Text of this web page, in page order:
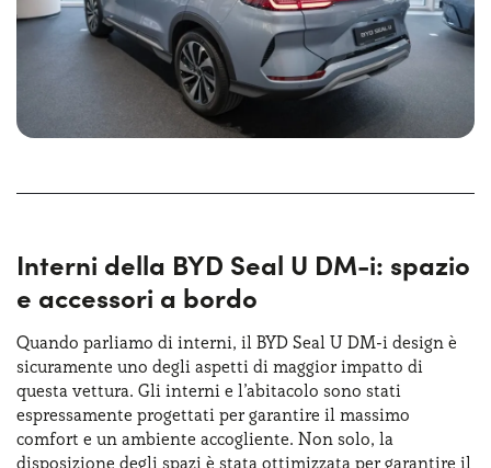
Interni della BYD Seal U DM-i: spazio
e accessori a bordo
Quando parliamo di interni, il BYD Seal U DM-i design è
sicuramente uno degli aspetti di maggior impatto di
questa vettura. Gli interni e l’abitacolo sono stati
espressamente progettati per garantire il massimo
comfort e un ambiente accogliente. Non solo, la
disposizione degli spazi è stata ottimizzata per garantire il